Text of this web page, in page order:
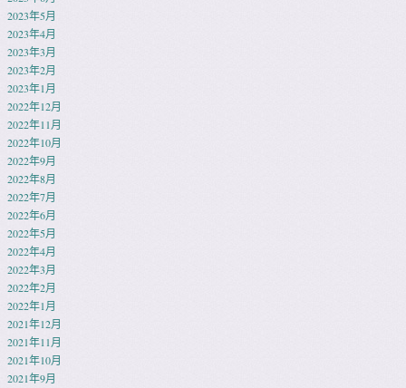
2023年5月
2023年4月
2023年3月
2023年2月
2023年1月
2022年12月
2022年11月
2022年10月
2022年9月
2022年8月
2022年7月
2022年6月
2022年5月
2022年4月
2022年3月
2022年2月
2022年1月
2021年12月
2021年11月
2021年10月
2021年9月